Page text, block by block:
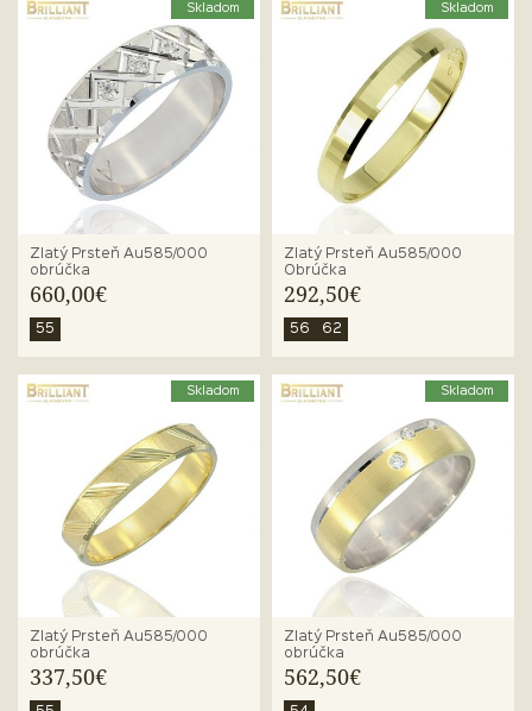
Skladom
Zlatý Prsteň Au585/000
obrúčka
660,00€
55
Skladom
Zlatý Prsteň Au585/000
Obrúčka
292,50€
56 62
Skladom
Zlatý Prsteň Au585/000
obrúčka
337,50€
Skladom
Zlatý Prsteň Au585/000
obrúčka
562,50€